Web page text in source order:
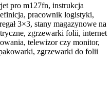
pro m127fn, instrukcja
pracownik logistyki,
3×3, stany magazynowe na
zgrzewarki folii, internet
telewizor czy monitor,
zgrzewarki do folii